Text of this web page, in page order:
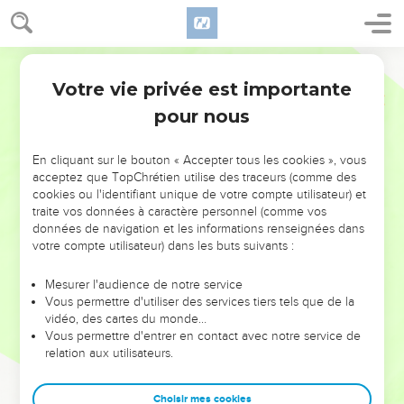
NE MANQUEZ PAS L’ÉVÉNEMENT
DE L’ANNÉE !
ET SI LEURS ERREURS POUVAIENT VOUS ÉVITER LES
VOTRES ?
leur foi ou leur vision. Mais on voit moins les doutes, les erreurs
et les saisons difficiles qu'ils ont traversés, alors même que ce
sont elles qui les ont façonnés.
Dans cette conférence, leaders, entrepreneurs, et responsables
clés pour avancer avec plus de sagesse afin que leurs erreurs
Votre vie privée est importante
pour nous
En cliquant sur le bouton « Accepter tous les cookies », vous
acceptez que TopChrétien utilise des traceurs (comme des
cookies ou l'identifiant unique de votre compte utilisateur) et
traite vos données à caractère personnel (comme vos
données de navigation et les informations renseignées dans
votre compte utilisateur) dans les buts suivants :
Mesurer l'audience de notre service
Vous permettre d'utiliser des services tiers tels que de la
vidéo, des cartes du monde…
Vous permettre d'entrer en contact avec notre service de
relation aux utilisateurs.
Choisir mes cookies